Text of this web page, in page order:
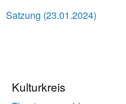
Satzung (23.01.2024)
Kulturkreis